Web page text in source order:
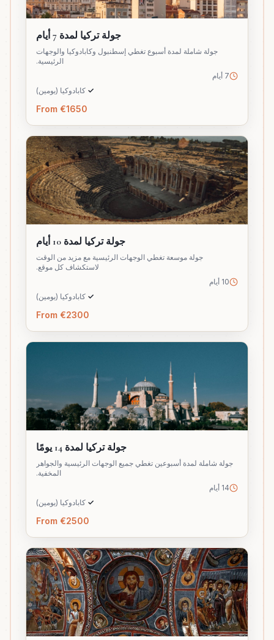
جولة تركيا لمدة 7 أيام
جولة شاملة لمدة أسبوع تغطي إسطنبول وكابادوكيا والوجهات
الرئيسية.
7 أيام
✓ كابادوكيا (يومين)
From €1650
جولة تركيا لمدة 10 أيام
جولة موسعة تغطي الوجهات الرئيسية مع مزيد من الوقت
لاستكشاف كل موقع.
10 أيام
✓ كابادوكيا (يومين)
From €2300
جولة تركيا لمدة 14 يومًا
جولة شاملة لمدة أسبوعين تغطي جميع الوجهات الرئيسية والجواهر
المخفية.
14 أيام
✓ كابادوكيا (يومين)
From €2500